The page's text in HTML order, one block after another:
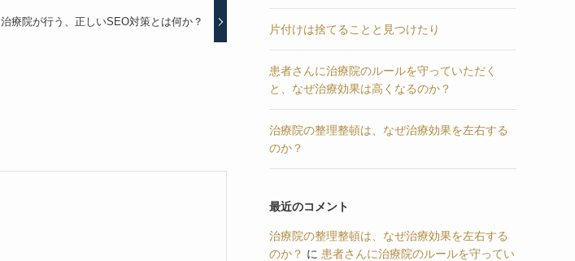
治療院が行う、正しいSEO対策とは何か？
片付けは捨てることと見つけたり
患者さんに治療院のルールを守っていただく
と、なぜ治療効果は高くなるのか？
治療院の整理整頓は、なぜ治療効果を左右する
のか？
最近のコメント
治療院の整理整頓は、なぜ治療効果を左右する
のか？ に 患者さんに治療院のルールを守ってい